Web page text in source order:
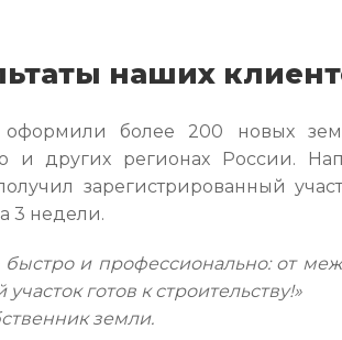
наших
более 200 новых
и других регионах России.
зарегистрированный
3 недели.
и профессионально: от
готов к строительству!»
земли.